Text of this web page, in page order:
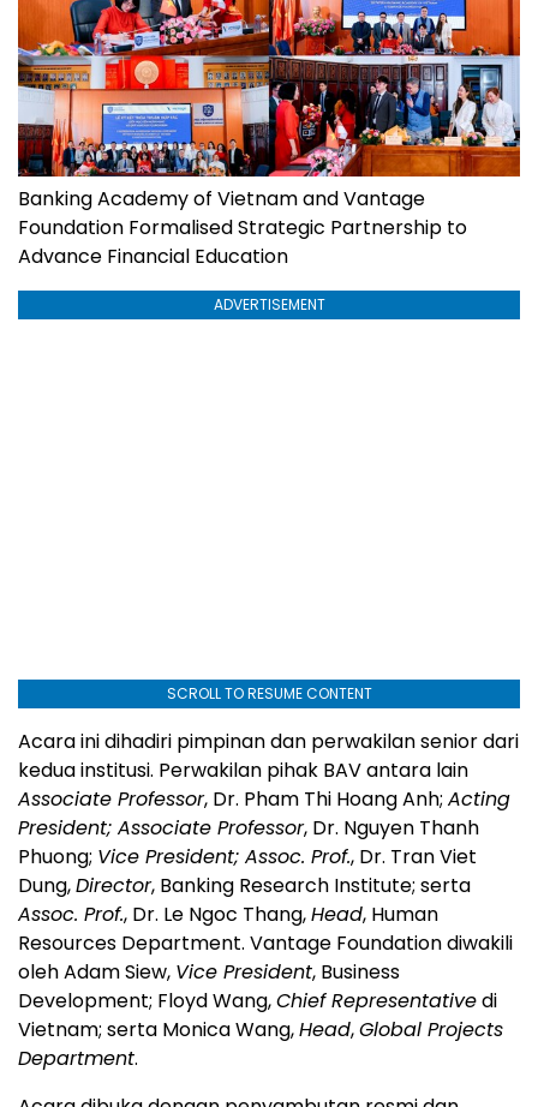
Banking Academy of Vietnam and Vantage
Foundation Formalised Strategic Partnership to
Advance Financial Education
ADVERTISEMENT
SCROLL TO RESUME CONTENT
Acara ini dihadiri pimpinan dan perwakilan senior dari
kedua institusi. Perwakilan pihak BAV antara lain
Associate Professor, Dr. Pham Thi Hoang Anh; Acting
President; Associate Professor, Dr. Nguyen Thanh
Phuong; Vice President; Assoc. Prof., Dr. Tran Viet
Dung,Director, Banking Research Institute; serta
Assoc. Prof., Dr. Le Ngoc Thang,Head, Human
Resources Department. Vantage Foundation diwakili
olehAdam Siew, Vice President, Business
Development; Floyd Wang,Chief Representativedi
Vietnam; serta Monica Wang,Head,Global Projects
Department.